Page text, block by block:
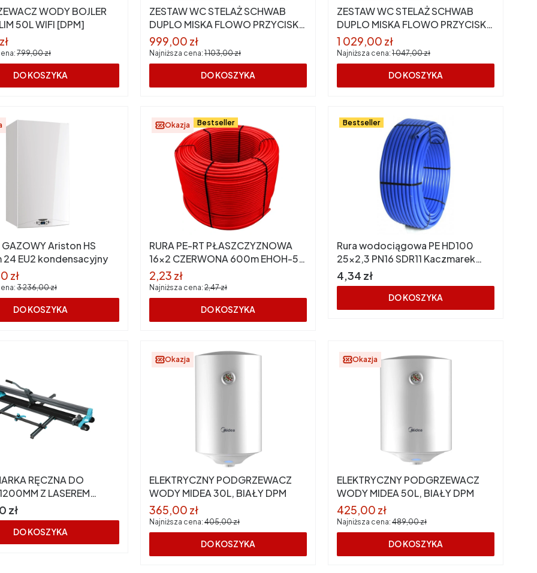
WODY BOJLER
50L WIFI [DPM]
799,00 zł
DO KOSZYKA
ZESTAW WC STELAŻ SCHWAB
DUPLO MISKA FLOWO PRZYCISK
DOTS BIAŁY
Cena promocyjna
999,00 zł
Najniższa cena: 1 103,00 zł
DO KOSZYKA
ZESTAW WC STELAŻ SCHWAB
DUPLO MISKA FLOWO PRZYCISK
DOTS CZARNY
Cena promocyjna
1 029,00 zł
Najniższa cena: 1 047,00 zł
DO KOSZYKA
Ariston HS
24 EU2 kondensacyjny
zł
3 236,00 zł
DO KOSZYKA
Okazja Bestseller
RURA PE-RT PŁASZCZYZNOWA
16x2 CZERWONA 600m EHOH-5
zwój
Cena promocyjna
2,23 zł
Najniższa cena: 2,47 zł
DO KOSZYKA
Bestseller
Rura wodociągowa PE HD100
25x2,3 PN16 SDR11 Kaczmarek
(zwój 100mb)
Cena
4,34 zł
DO KOSZYKA
RĘCZNA DO
Z LASEREM
zł
DO KOSZYKA
Okazja
ELEKTRYCZNY PODGRZEWACZ
WODY MIDEA 30L, BIAŁY DPM
Cena promocyjna
365,00 zł
Najniższa cena: 405,00 zł
DO KOSZYKA
Okazja
ELEKTRYCZNY PODGRZEWACZ
WODY MIDEA 50L, BIAŁY DPM
Cena promocyjna
425,00 zł
Najniższa cena: 489,00 zł
DO KOSZYKA